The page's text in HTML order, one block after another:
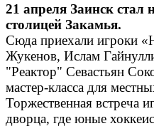
21 апреля Заинск стал
столицей Закамья.
Сюда приехали игроки
Жукенов, Ислам
"Реактор" Севастьян
мастер-класса для
Торжественная встреча
дворца, где юные